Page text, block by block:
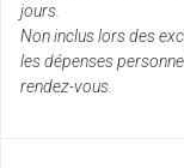
jours.
Non inclus lors des
les dépenses
rendez-vous.